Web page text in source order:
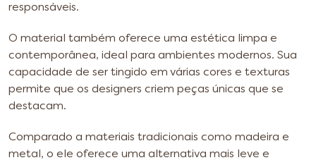
responsáveis.
O material também oferece uma estética limpa e
contemporânea, ideal para ambientes modernos. Sua
capacidade de ser tingido em várias cores e texturas
permite que os designers criem peças únicas que se
destacam.
Comparado a materiais tradicionais como madeira e
metal, o ele oferece uma alternativa mais leve e